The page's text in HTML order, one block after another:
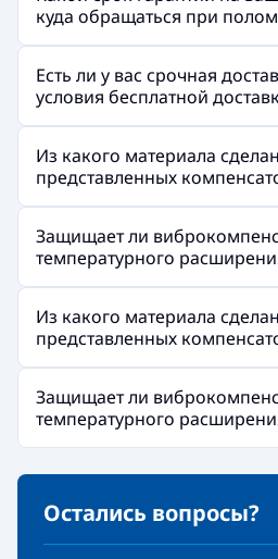
куда обращаться при
Есть ли у вас срочная
условия бесплатной
Из какого материала
представленных
Защищает ли
температурного
Из какого материала
представленных
Защищает ли
температурного
Остались вопросы?